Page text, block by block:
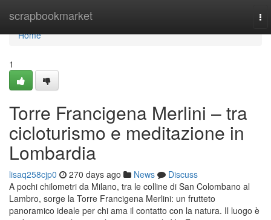
scrapbookmarket
Home
Home
1
Torre Francigena Merlini – tra
cicloturismo e meditazione in
Lombardia
lisaq258cjp0 270 days ago News
Discuss
A pochi chilometri da Milano, tra le colline di San Colombano al
Lambro, sorge la Torre Francigena Merlini: un frutteto
panoramico ideale per chi ama il contatto con la natura. Il luogo è